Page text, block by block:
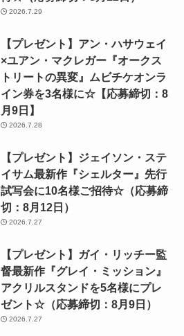
2026.7.29
【プレゼント】アン・ハサウェイ
×ユアン・マクレガー『オークス
トリートの異変』ムビチケオンラ
イン券を3名様に☆【応募締切：8
月9日】
2026.7.28
【プレゼント】ジェイソン・ステ
イサム最新作『シェルター』先行
試写会に10名様ご招待☆（応募締
切：8月12日）
2026.7.27
【プレゼント】ガイ・リッチー監
督最新作『グレイ・ミッション』
アクリルスタンドを5名様にプレ
ゼント☆（応募締切：8月9日）
2026.7.27